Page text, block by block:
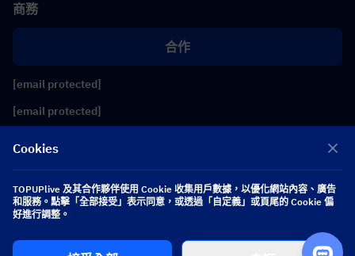
商務
合作
[email protected]
[email protected]
關注我們
Copyright 2026 SEA WHALE TECHNOLOGY PTE.LTD. All Rights Reserved.
Cookies
TOPUPlive 及其合作夥伴使用 Cookie 收集用戶數據，以優化網站內容、廣告
和服務。點擊「全部接受」表示同意，或透過「自定義」或頁尾的 Cookie 偏
好進行調整。